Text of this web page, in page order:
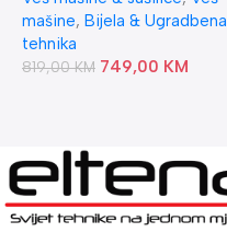
mašine, Bijela & Ugradbena
tehnika
819,00KM 749,00 KM